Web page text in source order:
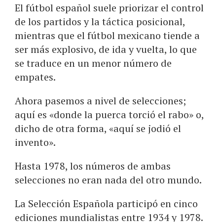
El fútbol español suele priorizar el control
de los partidos y la táctica posicional,
mientras que el fútbol mexicano tiende a
ser más explosivo, de ida y vuelta, lo que
se traduce en un menor número de
empates.
Ahora pasemos a nivel de selecciones;
aquí es «donde la puerca torció el rabo» o,
dicho de otra forma, «aquí se jodió el
invento».
Hasta 1978, los números de ambas
selecciones no eran nada del otro mundo.
La Selección Española participó en cinco
ediciones mundialistas entre 1934 y 1978.